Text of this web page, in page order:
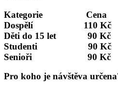
Kategorie Cena
Dospělí 110 Kč
Děti do 15 let 90 Kč
Studenti 90 Kč
Senioři 90 Kč
Pro koho je návštěva